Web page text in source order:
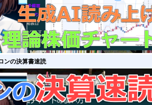
ンの決算書速読